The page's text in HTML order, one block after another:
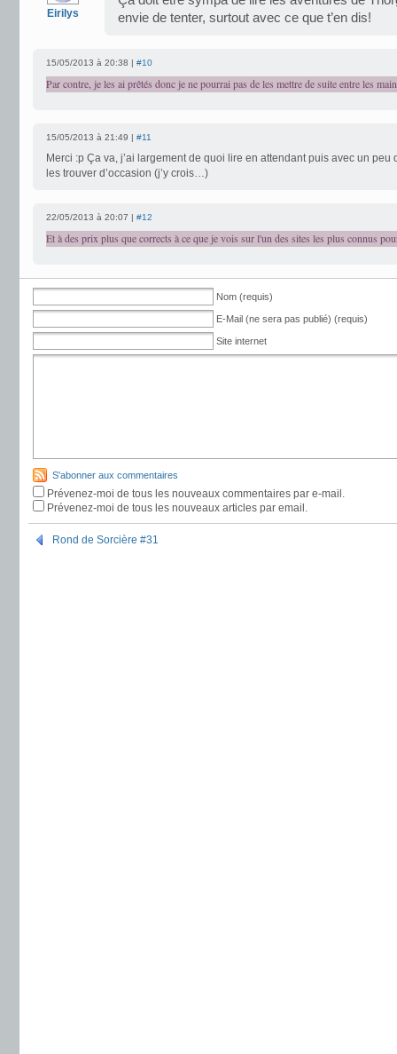
Eirilys
envie de tenter, surtout avec ce que t’en dis!
15/05/2013 à 20:38 | #10
Par contre, je les ai prêtés donc je ne pourrai pas de les mettre de suite entre les
15/05/2013 à 21:49 | #11
Merci :p Ça va, j’ai largement de quoi lire en attendant puis avec un peu
les trouver d’occasion (j’y crois…)
22/05/2013 à 20:07 | #12
Et à des prix plus que corrects à ce que je vois sur l'un des sites les plus connus
Nom (requis)
E-Mail (ne sera pas publié) (requis)
Site internet
S'abonner aux commentaires
Prévenez-moi de tous les nouveaux commentaires par e-mail.
Prévenez-moi de tous les nouveaux articles par email.
Rond de Sorcière #31